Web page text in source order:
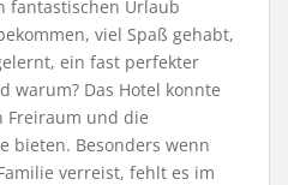
fantastischen Urlaub
viel Spaß gehabt,
ein fast perfekter
warum? Das Hotel konnte
Freiraum und die
bieten. Besonders wenn
verreist, fehlt es im